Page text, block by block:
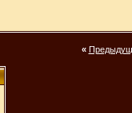
«